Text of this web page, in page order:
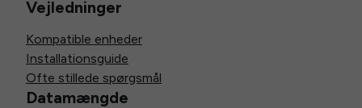
Vejledninger
Kompatible enheder
Installationsguide
Ofte stillede spørgsmål
Datamængde